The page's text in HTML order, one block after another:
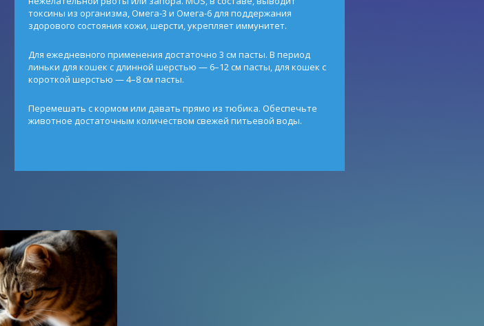
токсины из организма, Омега-3 и Омега-6 для поддержания
здорового состояния кожи, шерсти, укрепляет иммунитет.
Для ежедневного применения достаточно 3 см пасты. В период
линьки для кошек с длинной шерстью — 6–12 см пасты, для кошек с
короткой шерстью — 4–8 см пасты.
Перемешать с кормом или давать прямо из тюбика. Обеспечьте
животное достаточным количеством свежей питьевой воды.